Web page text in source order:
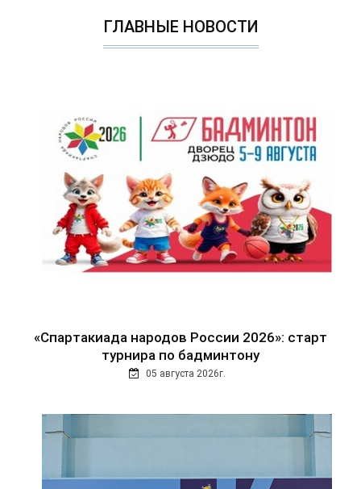
ГЛАВНЫЕ НОВОСТИ
«Спартакиада народов России 2026»: старт
турнира по бадминтону
05 августа 2026г.